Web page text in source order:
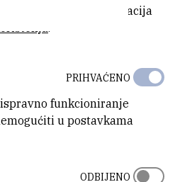
Za više informacija
.
funkcioniranje
u postavkama
PRIHVAĆENO
ODBIJENO